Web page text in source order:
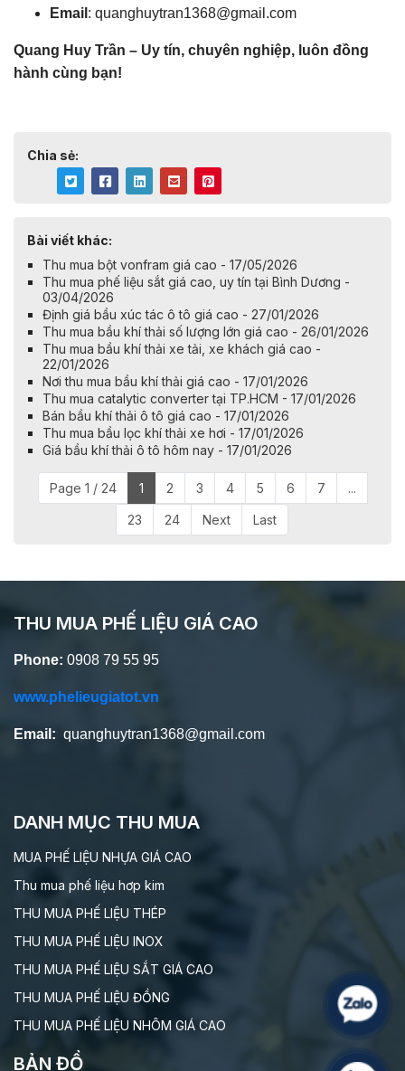
Email : quanghuytran1368@gmail.com
Quang Huy Trần – Uy tín, chuyên nghiệp, luôn đồng
hành cùng bạn!
Chia sẻ:
Bài viết khác:
Thu mua bột vonfram giá cao - 17/05/2026
Thu mua phế liệu sắt giá cao, uy tín tại Bình Dương -
03/04/2026
Định giá bầu xúc tác ô tô giá cao - 27/01/2026
Thu mua bầu khí thải số lượng lớn giá cao - 26/01/2026
Thu mua bầu khí thải xe tải, xe khách giá cao -
22/01/2026
Nơi thu mua bầu khí thải giá cao - 17/01/2026
Thu mua catalytic converter tại TP.HCM - 17/01/2026
Bán bầu khí thải ô tô giá cao - 17/01/2026
Thu mua bầu lọc khí thải xe hơi - 17/01/2026
Giá bầu khí thải ô tô hôm nay - 17/01/2026
Page 1 / 24 1 2 3 4 5 6 7 ...
23 24 Next Last
THU MUA PHẾ LIỆU GIÁ CAO
Phone: 0908 79 55 95
www.phelieugiatot.vn
Email: quanghuytran1368@gmail.com
DANH MỤC THU MUA
MUA PHẾ LIỆU NHỰA GIÁ CAO
Thu mua phế liệu hơp kim
THU MUA PHẾ LIỆU THÉP
THU MUA PHẾ LIỆU INOX
THU MUA PHẾ LIỆU SẮT GIÁ CAO
THU MUA PHẾ LIỆU ĐỒNG
THU MUA PHẾ LIỆU NHÔM GIÁ CAO
BẢN ĐỒ